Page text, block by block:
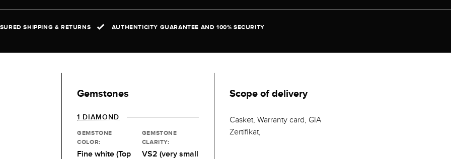
SHIPPING & RETURNS AUTHENTICITY GUARANTEE AND 100% SECURITY
Gemstones
1 DIAMOND
GEMSTONE
COLOR:
Fine white (Top
GEMSTONE
CLARITY:
VS2 (very small
Scope of delivery
Casket, Warranty card, GIA
Zertifikat,